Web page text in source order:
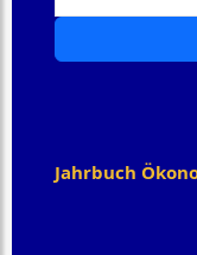
Jahrbuch